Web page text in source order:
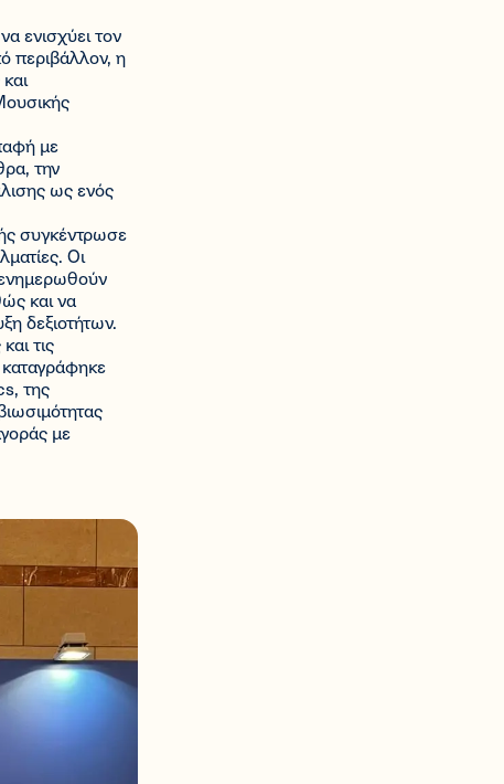
ενισχύει τον
περιβάλλον, η
με
την
ως ενός
συγκέντρωσε
Οι
ενημερωθούν
και να
δεξιοτήτων.
τις
της
με